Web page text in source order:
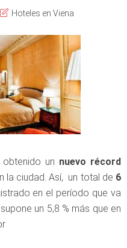
Hoteles en Viena
un nuevo récord
la ciudad. Así, un total de 6
en el período que va
un 5,8 % más que en